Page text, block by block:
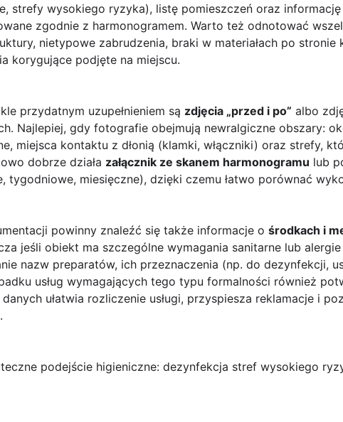
strefy wysokiego ryzyka), listę pomieszczeń oraz
zgodnie z harmonogramem. Warto też odnotować
nietypowe zabrudzenia, braki w materiałach po stronie
korygujące podjęte na miejscu.
przydatnym uzupełnieniem są zdjęcia „przed i po” albo
Najlepiej, gdy fotografie obejmują newralgiczne obszary:
miejsca kontaktu z dłonią (klamki, włączniki) oraz strefy,
dobrze działa załącznik ze skanem harmonogramu lub
tygodniowe, miesięczne), dzięki czemu łatwo porównać
powinny znaleźć się także informacje o środkach i
jeśli obiekt ma szczególne wymagania sanitarne lub
nazw preparatów, ich przeznaczenia (np. do dezynfekcji,
usług wymagających tego typu formalności również
ułatwia rozliczenie usługi, przyspiesza reklamacje i
podejście higieniczne: dezynfekcja stref wysokiego